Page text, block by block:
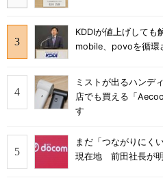
KDDIが値上げして
mobile、povoを循環
ミストが出るハンデ
店でも買える「
す
まだ「つながりにく
現在地 前田社長が